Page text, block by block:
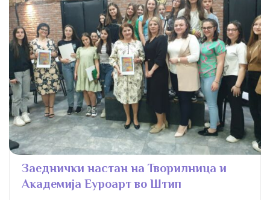
Заеднички настан на Творилница и
Академија Еуроарт во Штип